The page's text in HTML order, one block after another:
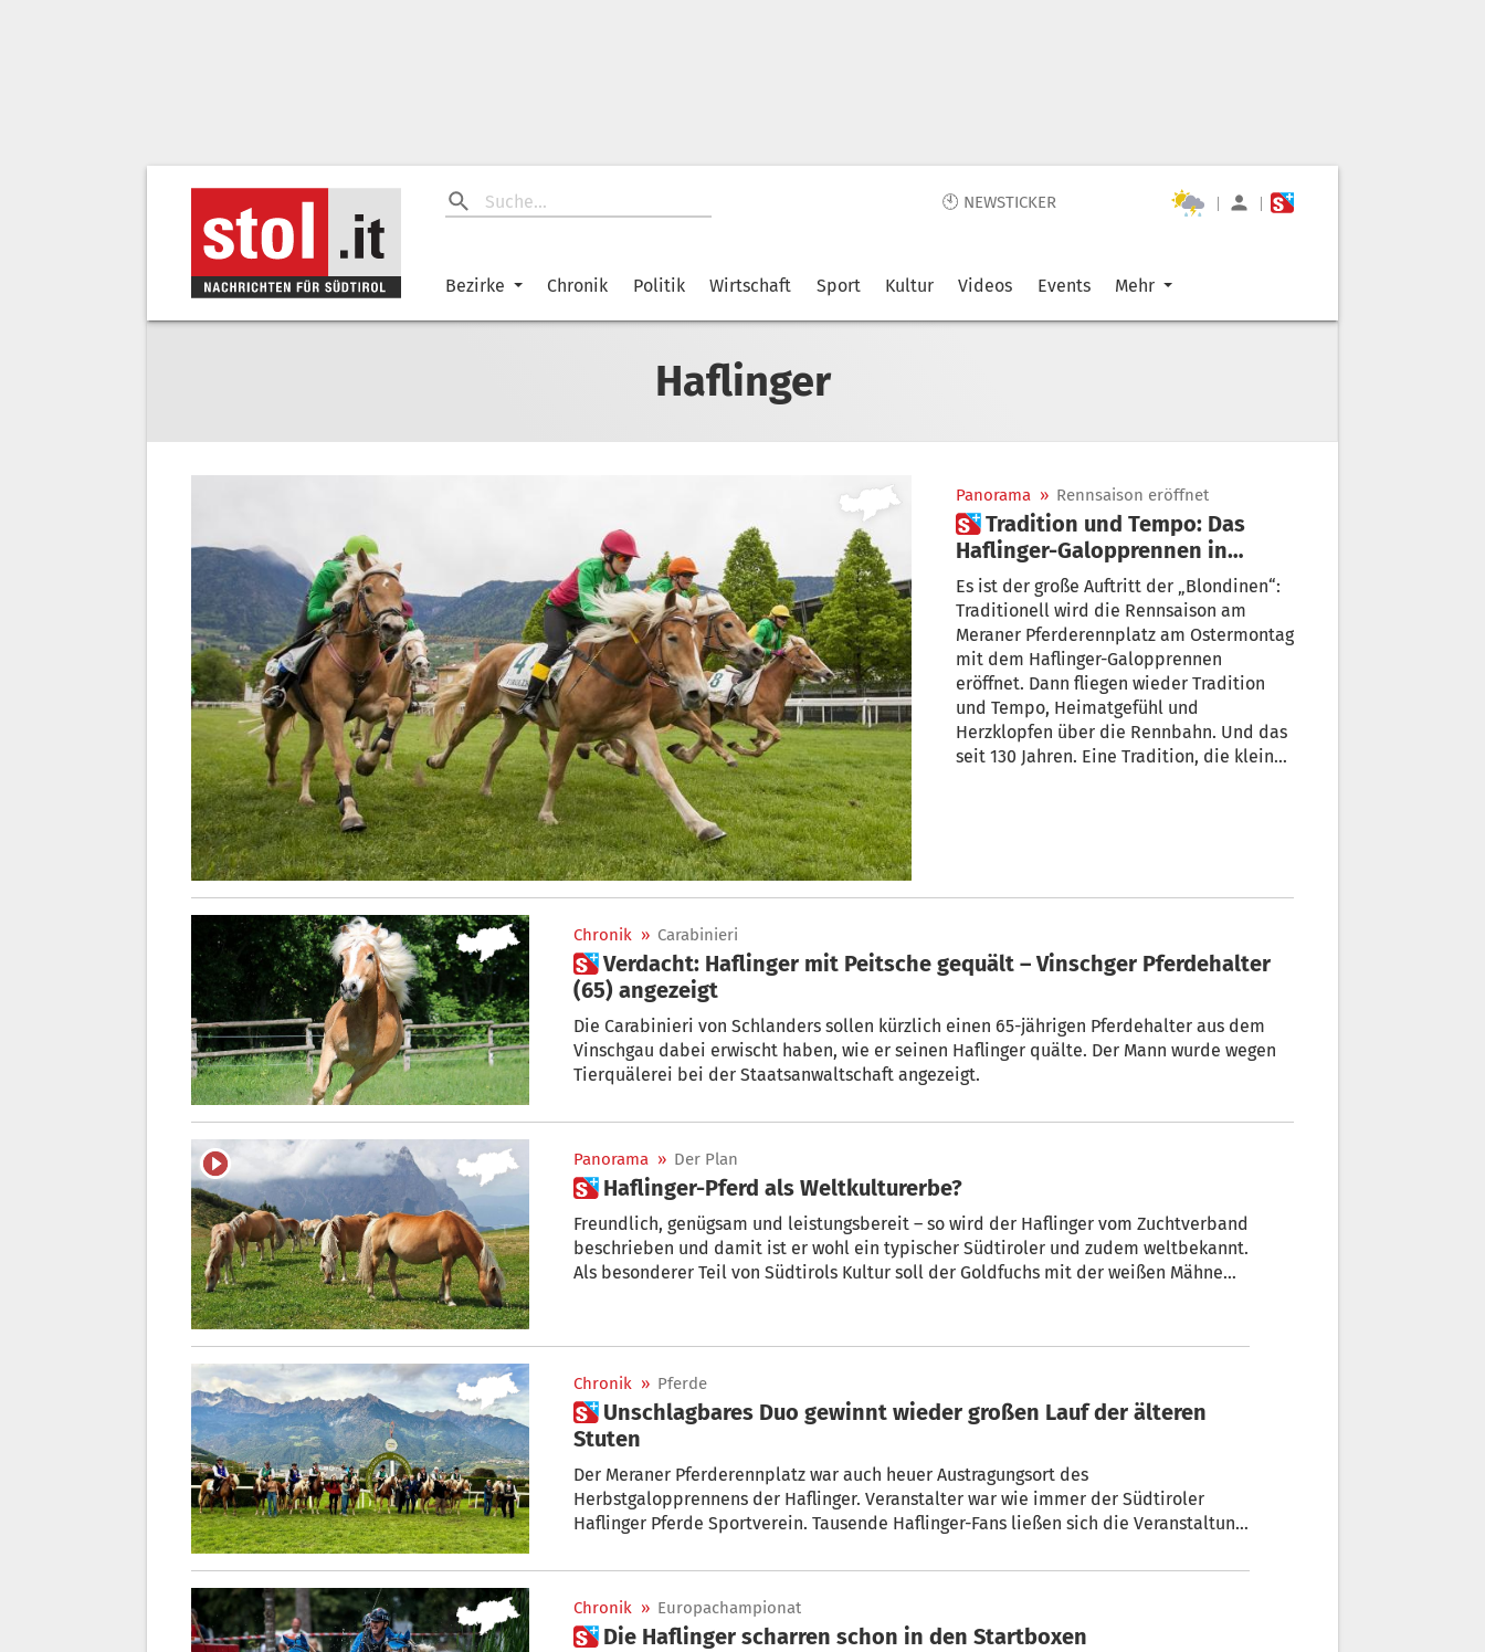
🕙 NEWSTICKER | |
Bezirke Chronik Politik Wirtschaft Sport Kultur Videos Events Mehr
Haflinger
Panorama » Rennsaison eröffnet
 Tradition und Tempo: Das
Haflinger-Galopprennen in
Meran
Es ist der große Auftritt der „Blondinen“:
Traditionell wird die Rennsaison am
Meraner Pferderennplatz am Ostermontag
mit dem Haflinger-Galopprennen
eröffnet. Dann fliegen wieder Tradition
und Tempo, Heimatgefühl und
Herzklopfen über die Rennbahn. Und das
seit 130 Jahren. Eine Tradition, die klein
Chronik » Carabinieri
 Verdacht: Haflinger mit Peitsche gequält – Vinschger Pferdehalter
(65) angezeigt
Die Carabinieri von Schlanders sollen kürzlich einen 65-jährigen Pferdehalter aus dem
Vinschgau dabei erwischt haben, wie er seinen Haflinger quälte. Der Mann wurde wegen
Tierquälerei bei der Staatsanwaltschaft angezeigt.
Panorama » Der Plan
 Haflinger-Pferd als Weltkulturerbe?
Freundlich, genügsam und leistungsbereit – so wird der Haflinger vom Zuchtverband
beschrieben und damit ist er wohl ein typischer Südtiroler und zudem weltbekannt.
Als besonderer Teil von Südtirols Kultur soll der Goldfuchs mit der weißen Mähne
Repräsentative Liste des Immateriellen Kulturerbes der Vereinten Nationen
Chronik » Pferde
 Unschlagbares Duo gewinnt wieder großen Lauf der älteren
Stuten
Der Meraner Pferderennplatz war auch heuer Austragungsort des
Herbstgalopprennens der Haflinger. Veranstalter war wie immer der Südtiroler
Haflinger Pferde Sportverein. Tausende Haflinger-Fans ließen sich die Veranstaltung
Chronik » Europachampionat
 Die Haflinger scharren schon in den Startboxen